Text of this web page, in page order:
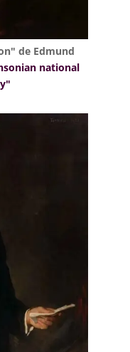
de Edmund
national